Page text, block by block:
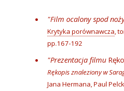
"Film ocalony spod
Krytyka porównawcza,
pp.167-192
"Prezentacja filmu
Rękopis znaleziony w
Jana Hermana, Paul